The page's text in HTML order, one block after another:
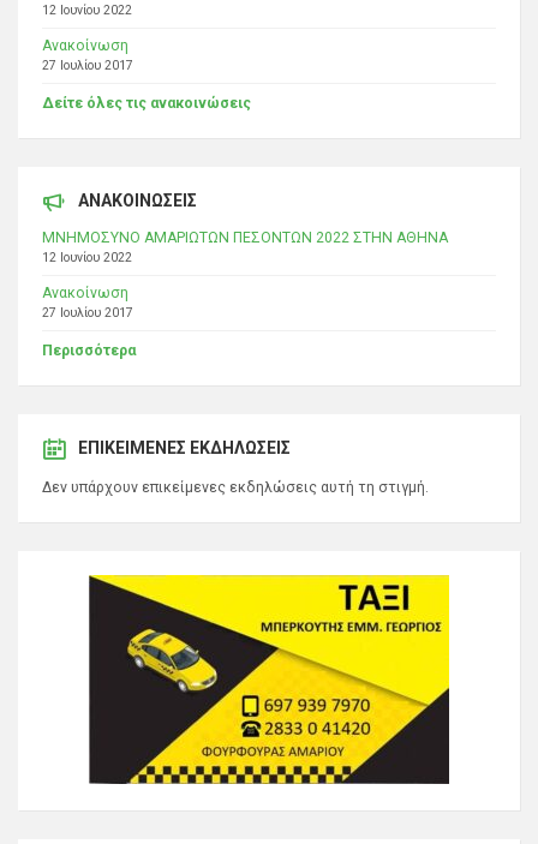
12 Ιουνίου 2022
Ανακοίνωση
27 Ιουλίου 2017
Δείτε όλες τις ανακοινώσεις
ΑΝΑΚΟΙΝΩΣΕΙΣ
ΜΝΗΜΟΣΥΝΟ ΑΜΑΡΙΩΤΩΝ ΠΕΣΟΝΤΩΝ 2022 ΣΤΗΝ ΑΘΗΝΑ
12 Ιουνίου 2022
Ανακοίνωση
27 Ιουλίου 2017
Περισσότερα
ΕΠΙΚΕΊΜΕΝΕΣ ΕΚΔΗΛΏΣΕΙΣ
Δεν υπάρχουν επικείμενες εκδηλώσεις αυτή τη στιγμή.